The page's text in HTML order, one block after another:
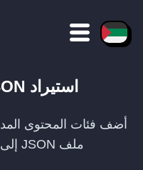
استيراد
أضف فئات المحتوى
ملف JSON